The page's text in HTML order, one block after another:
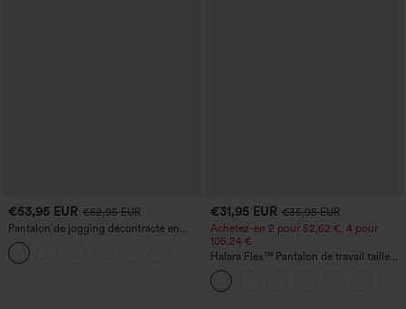
€53,95 EUR €62,95 EUR
Pantalon de jogging décontracté en
French terry à imprimé denim, taille mi-
haute, style jean, avec poches
€31,95 EUR €35,95 EUR
Achetez-en 2 pour 52,62 €, 4 pour
105,24 €
Halara Flex™ Pantalon de travail taille
haute sculptant la silhouette, gainant la
taille, avec poches, jambe large en
micro-gaufre